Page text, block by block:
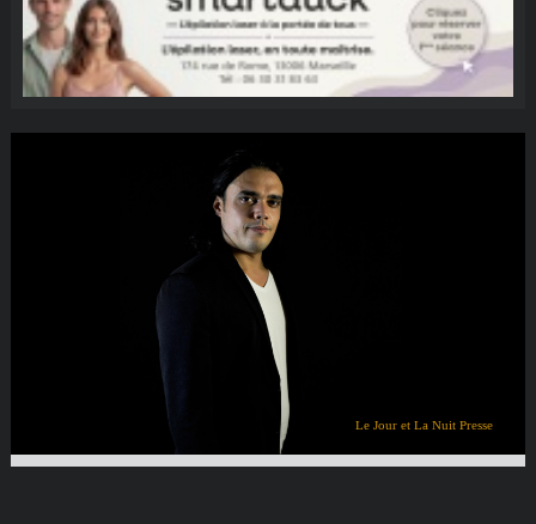
Le Jour et La Nuit Presse